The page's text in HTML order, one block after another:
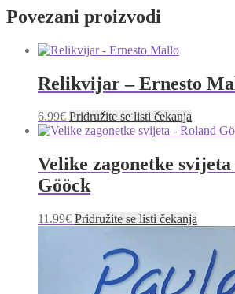
Povezani proizvodi
Relikvijar – Ernesto
6.99€ Pridružite se listi čekanja
Velike zagonetke
Gööck
11.99€ Pridružite se listi čekanja